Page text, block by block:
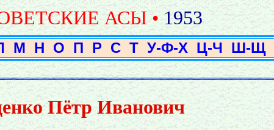
АСЫ • 1953
М Н О П Р С Т У-Ф-Х Ц-Ч Ш-Щ
Пётр Иванович